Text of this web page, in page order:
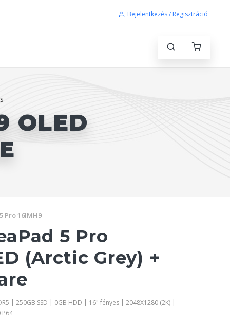
Bejelentkezés / Regisztráció
OLED
Pro 16IMH9
5 Pro
(Arctic Grey) +
| 250GB SSD | 0GB HDD | 16" fényes | 2048X1280 (2K) |
P64